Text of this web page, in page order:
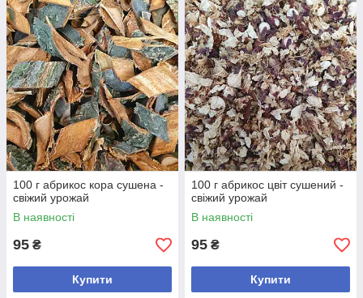
100 г абрикос кора сушена -
свіжий урожай
В наявності
95 ₴
Купити
100 г абрикос цвіт сушений -
свіжий урожай
В наявності
95 ₴
Купити